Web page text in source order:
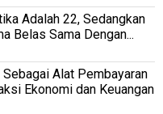
Adalah 22, Sedangkan
Belas Sama Dengan...
Alat Pembayaran
Ekonomi dan Keuangan